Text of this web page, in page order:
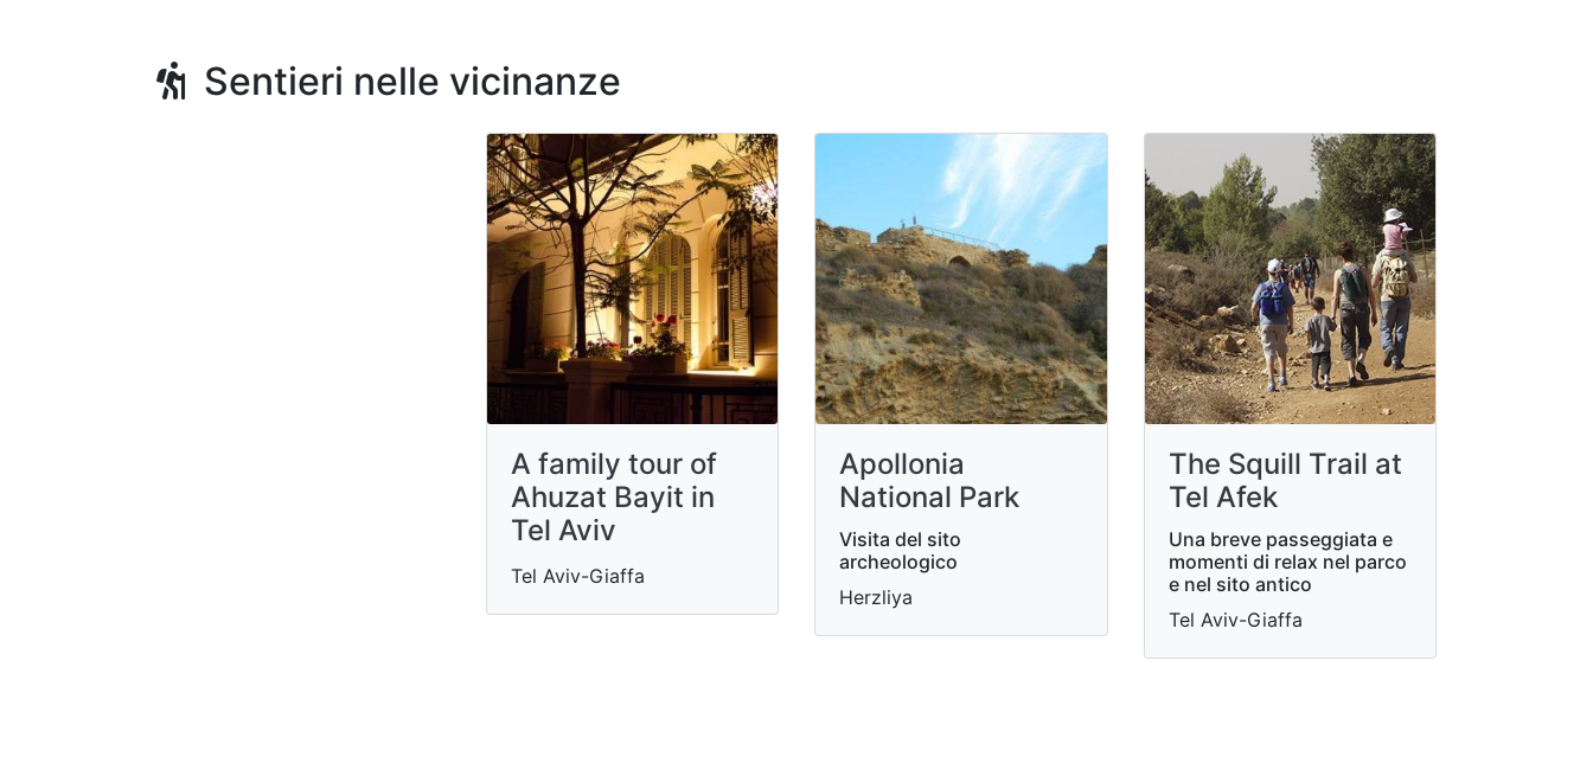
Sentieri nelle vicinanze
A family tour of
Ahuzat Bayit in
Tel Aviv
Tel Aviv-Giaffa
Apollonia
National Park
Visita del sito
archeologico
Herzliya
The Squill Trail at
Tel Afek
Una breve passeggiata e
momenti di relax nel parco
e nel sito antico
Tel Aviv-Giaffa